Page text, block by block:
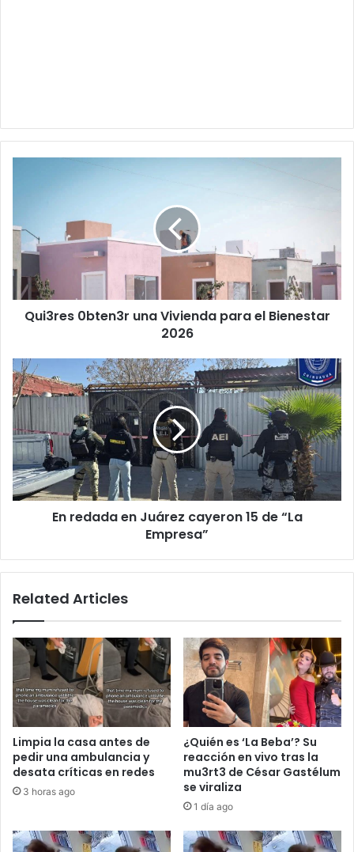
para
2026
Qui3res 0bten3r una Vivienda para el Bienestar
2026
En
redada
en
Juárez
cayeron
15
de
“La
Empresa”
En redada en Juárez cayeron 15 de “La
Empresa”
Related Articles
Limpia la casa antes de
pedir una ambulancia y
desata críticas en redes
3 horas ago
¿Quién es ‘La Beba’? Su
reacción en vivo tras la
mu3rt3 de César Gastélum
se viraliza
1 día ago